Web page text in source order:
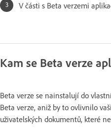
V části s Beta verzemi
Kam se Beta verze
Beta verze se nainstalují do
Beta verze, aniž by to ovlivnilo
uživatelských dokumentů, které